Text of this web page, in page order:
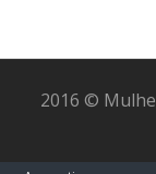
2016 ©